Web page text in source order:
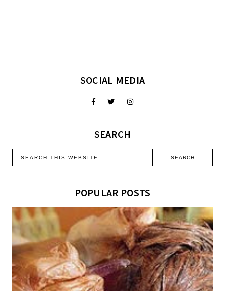
SOCIAL MEDIA
SEARCH
POPULAR POSTS